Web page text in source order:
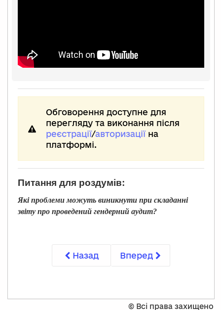
Обговорення доступне для
перегляду та виконання після
реєстрації/авторизаціїна
платформі.
Питання для роздумів:
Які проблеми можуть виникнути при складанні
звіту про проведений гендерний аудит?
Назад Вперед
© Всі права захищено